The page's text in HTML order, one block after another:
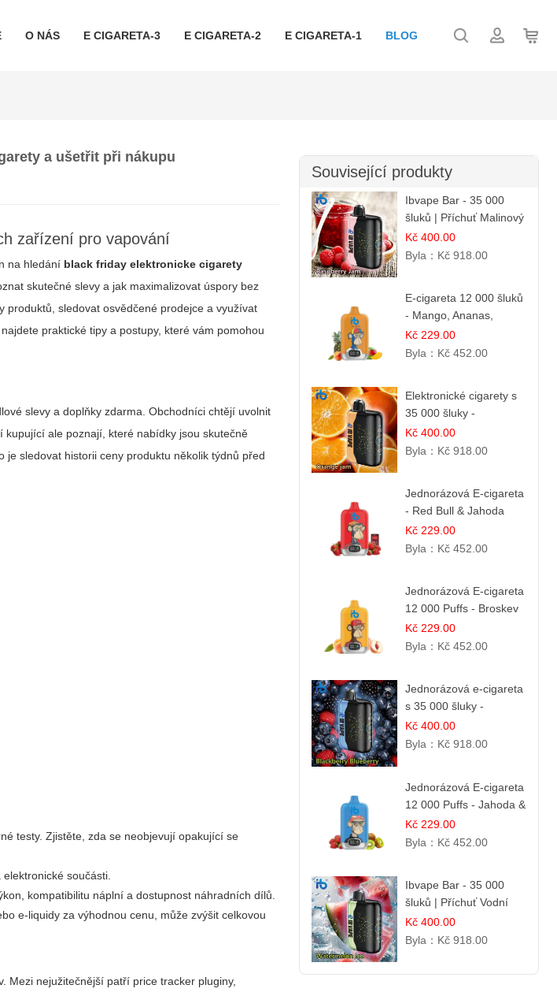
O NÁS E CIGARETA-3 E CIGARETA-2 E CIGARETA-1 BLOG
a ušetřit při nákupu
zařízení pro vapování
na hledání black friday elektronicke cigarety
skutečné slevy a jak maximalizovat úspory bez
produktů, sledovat osvědčené prodejce a využívat
praktické tipy a postupy, které vám pomohou
slevy a doplňky zdarma. Obchodníci chtějí uvolnit
ale poznají, které nabídky jsou skutečně
sledovat historii ceny produktu několik týdnů před
testy. Zjistěte, zda se neobjevují opakující se
součásti.
kompatibilitu náplní a dostupnost náhradních dílů.
e-liquidy za výhodnou cenu, může zvýšit celkovou
Mezi nejužitečnější patří price tracker pluginy,
Související produkty
Ibvape Bar - 35 000
šluků | Příchuť Malinový
džem
Kč 400.00
Byla： Kč 918.00
E-cigareta 12 000 šluků
- Mango, Ananas,
Broskev
Kč 229.00
Byla： Kč 452.00
Elektronické cigarety s
35 000 šluky -
Pomerančový džem
Kč 400.00
Byla： Kč 918.00
Jednorázová E-cigareta
- Red Bull & Jahoda
Kč 229.00
Byla： Kč 452.00
Jednorázová E-cigareta
12 000 Puffs - Broskev
& Ovocná Šťáva
Kč 229.00
Byla： Kč 452.00
Jednorázová e-cigareta
s 35 000 šluky -
Ostružina & Borůvka
Kč 400.00
Byla： Kč 918.00
Jednorázová E-cigareta
12 000 Puffs - Jahoda &
Kiwi
Kč 229.00
Byla： Kč 452.00
Ibvape Bar - 35 000
šluků | Příchuť Vodní
melounový led
Kč 400.00
Byla： Kč 918.00